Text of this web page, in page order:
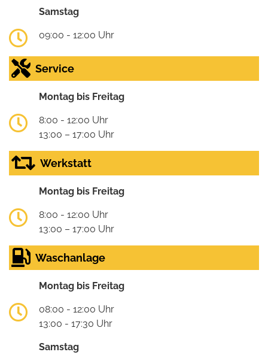
Samstag
09:00 - 12:00 Uhr
Service
Montag bis Freitag
8:00 - 12:00 Uhr
13:00 – 17:00 Uhr
Werkstatt
Montag bis Freitag
8:00 - 12:00 Uhr
13:00 – 17:00 Uhr
Waschanlage
Montag bis Freitag
08:00 - 12:00 Uhr
13:00 - 17:30 Uhr
Samstag